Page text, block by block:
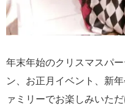
年末年始のクリスマスパ
ン、お正月イベント、新
ァミリーでお楽しみいた